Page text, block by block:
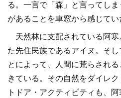
る。一言で「森」と言ってし
があることを車窓から感じてい
天然林に支配されている阿
た先住民族であるアイヌ。そ
とによって、人間に荒らされ
きている。その自然をダイレ
トドア・アクティビティも、